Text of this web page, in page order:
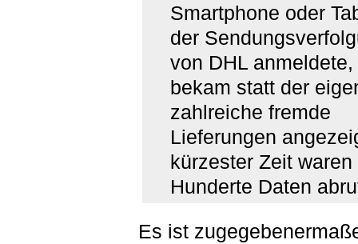
Smartphone oder
der
von DHL anmeldete,
bekam statt der
zahlreiche fremde
Lieferungen
kürzester Zeit waren
Hunderte Daten
Es ist